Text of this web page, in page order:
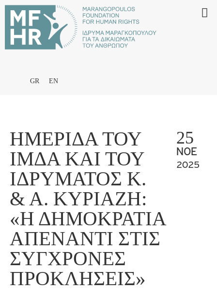
GR EN
ΗΜΕΡΊΔΑ ΤΟΥ
ΙΜΔΑ ΚΑΙ ΤΟΥ
ΙΔΡΎΜΑΤΟΣ Κ.
& Α. ΚΥΡΙΑΖΉ:
«Η ΔΗΜΟΚΡΑΤΊΑ
ΑΠΈΝΑΝΤΙ ΣΤΙΣ
ΣΎΓΧΡΟΝΕΣ
ΠΡΟΚΛΉΣΕΙΣ»
25
ΝΟΈ
2025